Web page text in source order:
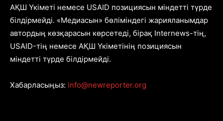
АҚШ Үкіметі немесе USAID позициясын міндетті түрде
білдірмейді. «Медиасын» бөліміндегі жарияланымдар
автордың көзқарасын көрсетеді, бірақ Internews-тің,
USAID-тің немесе АҚШ Үкіметінің позициясын
міндетті түрде білдірмейді.
Хабарласыңыз: info@newreporter.org